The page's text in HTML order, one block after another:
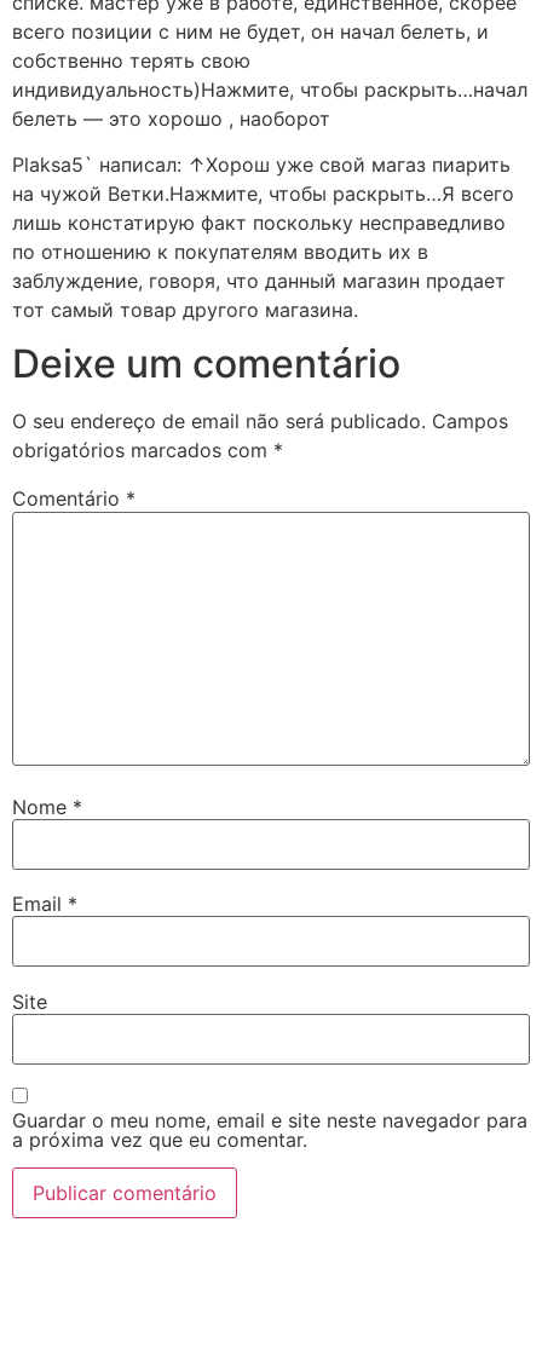
всего позиции с ним не будет, он начал белеть, и
собственно терять свою
индивидуальность)Нажмите, чтобы раскрыть…начал
белеть — это хорошо , наоборот
Plaksa5` написал: ↑Хорош уже свой магаз пиарить
на чужой Ветки.Нажмите, чтобы раскрыть…Я всего
лишь констатирую факт поскольку несправедливо
по отношению к покупателям вводить их в
заблуждение, говоря, что данный магазин продает
тот самый товар другого магазина.
Deixe um comentário
O seu endereço de email não será publicado. Campos
obrigatórios marcados com *
Comentário *
Nome *
Email *
Site
Guardar o meu nome, email e site neste navegador para
a próxima vez que eu comentar.